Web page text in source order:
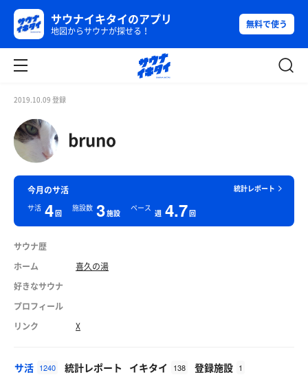
サウナイキタイのアプリ
地図からサウナが探せる！
無料で使う
2019.10.09 登録
bruno
統計レポート
今月のサ活
サ活 4回
施設数 3施設
ペース
週 4.7回
サウナ歴
ホーム
喜久の湯
好きなサウナ
プロフィール
リンク
X
サ活 1240 統計レポート イキタイ 138 登録施設 1